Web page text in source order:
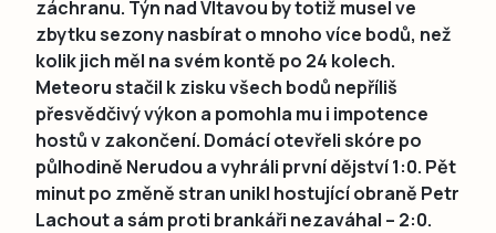
záchranu. Týn nad Vltavou by totiž musel ve
zbytku sezony nasbírat o mnoho více bodů, než
kolik jich měl na svém kontě po 24 kolech.
Meteoru stačil k zisku všech bodů nepříliš
přesvědčivý výkon a pomohla mu i impotence
hostů v zakončení. Domácí otevřeli skóre po
půlhodině Nerudou a vyhráli první dějství 1:0. Pět
minut po změně stran unikl hostující obraně Petr
Lachout a sám proti brankáři nezaváhal – 2:0.